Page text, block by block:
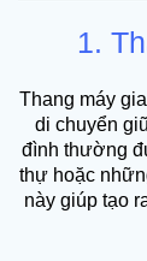
1.
Thang máy
di chuyển
đình thường
thự hoặc
này giúp tạo